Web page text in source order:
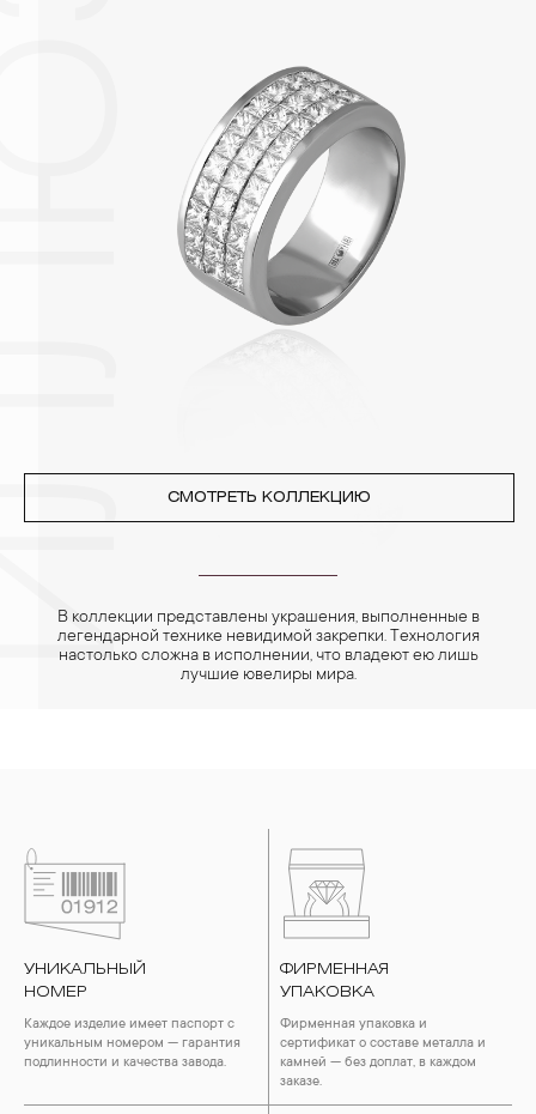
2. Храните ювелирные украшения в футлярах или
специальных мешочках. Так будет меньше шансов
повредить украшение или оставить на нем царапины.
Изделия с бриллиантами необходимо хранить отдельно от
3. Ни в коем случае не храните украшения в ванной комнате.
Особенно беречь от воздействия влаги, необходимо
позолоченные изделия. Также высокую влажность плохо
переносят жемчуг, бирюза, малахит и янтарь.
4. Специалисты обычно рекомендуют чистить украшения не
реже одного раза в месяц, а также регулярно протирать их
СМОТРЕТЬ КОЛЛЕКЦИЮ
В коллекции представлены украшения, выполненные в
легендарной технике невидимой закрепки. Технология
настолько сложна в исполнении, что владеют ею лишь
лучшие ювелиры мира.
УНИКАЛЬНЫЙ
НОМЕР
Каждое изделие имеет паспорт с
уникальным номером — гарантия
подлинности и качества завода.
ФИРМЕННАЯ
УПАКОВКА
Фирменная упаковка и
сертификат о составе металла и
камней — без доплат, в каждом
заказе.